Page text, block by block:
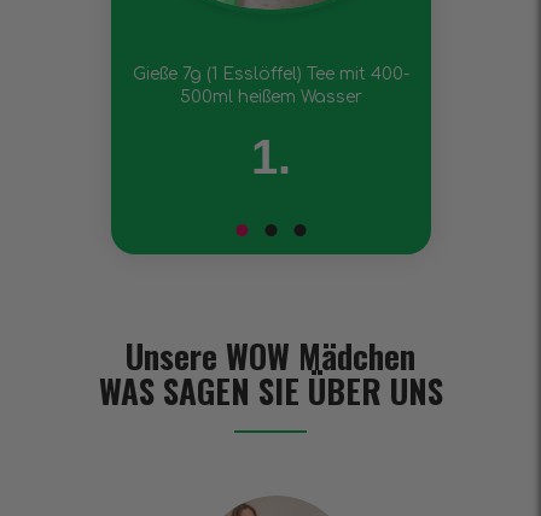
Gieße 7g (1 Esslöffel) Tee mit 400-
500ml heißem Wasser
1.
Unsere WOW Mädchen
WAS SAGEN SIE ÜBER UNS